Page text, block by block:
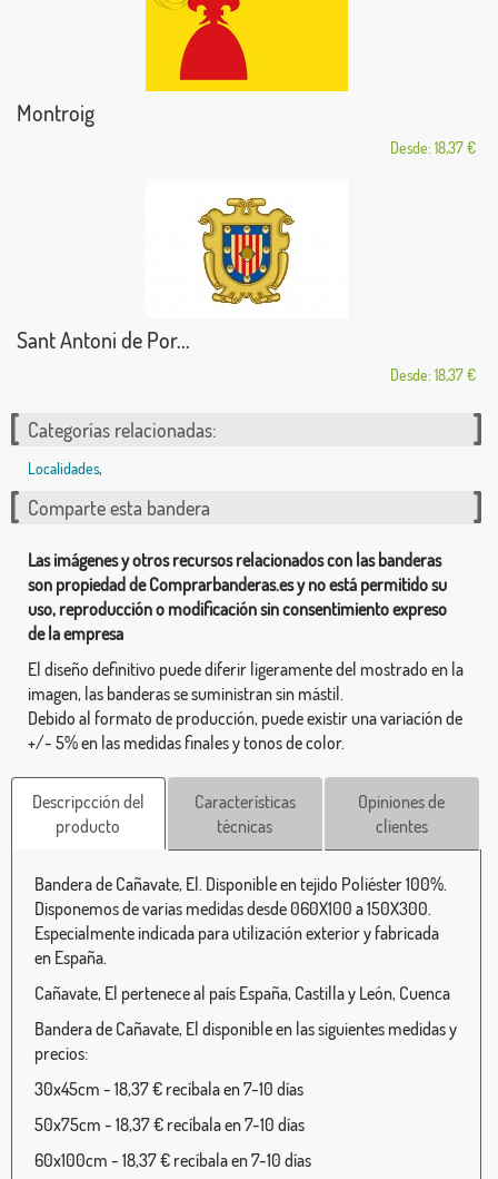
Montroig
Desde: 18,37 €
Sant Antoni de Por...
Desde: 18,37 €
Categorías relacionadas:
Localidades,
Comparte esta bandera
Las imágenes y otros recursos relacionados con las banderas
son propiedad de Comprarbanderas.es y no está permitido su
uso, reproducción o modificación sin consentimiento expreso
de la empresa
El diseño definitivo puede diferir ligeramente del mostrado en la
imagen, las banderas se suministran sin mástil.
Debido al formato de producción, puede existir una variación de
+/- 5% en las medidas finales y tonos de color.
Descripcción del
producto
Características
técnicas
Opiniones de
clientes
Bandera de Cañavate, El. Disponible en tejido Poliéster 100%.
Disponemos de varias medidas desde 060X100 a 150X300.
Especialmente indicada para utilización exterior y fabricada
en España.
Cañavate, El pertenece al país España, Castilla y León, Cuenca
Bandera de Cañavate, El disponible en las siguientes medidas y
precios:
30x45cm - 18,37 € recíbala en 7-10 días
50x75cm - 18,37 € recíbala en 7-10 días
60x100cm - 18,37 € recíbala en 7-10 días